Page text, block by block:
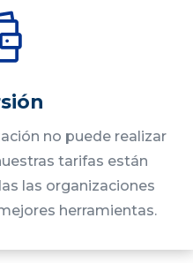
no puede realizar
tarifas están
las organizaciones
herramientas.